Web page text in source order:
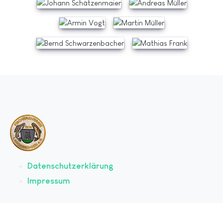
Datenschutzerklärung
Impressum